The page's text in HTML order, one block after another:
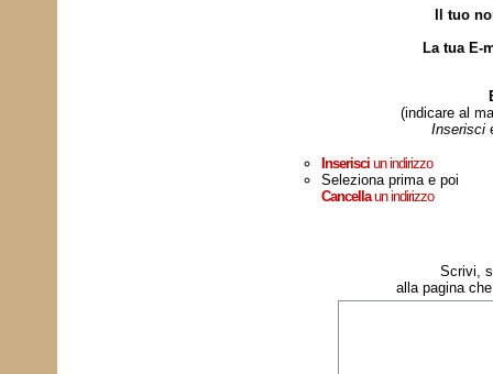
Il tuo
La tua E-
(indicare al
Inserisci
Inserisciun indirizzo
Seleziona prima e poi
Cancellaun indirizzo
Scrivi,
alla pagina